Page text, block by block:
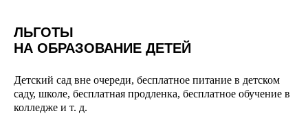
ЛЬГОТЫ
НА ОБРАЗОВАНИЕ ДЕТЕЙ
Детский сад вне очереди, бесплатное питание в детском
саду, школе, бесплатная продленка, бесплатное обучение в
колледже и т. д.